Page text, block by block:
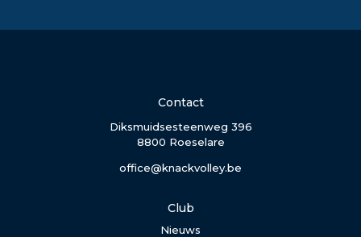
Contact
Diksmuidsesteenweg 396
8800 Roeselare
office@knackvolley.be
Club
Nieuws